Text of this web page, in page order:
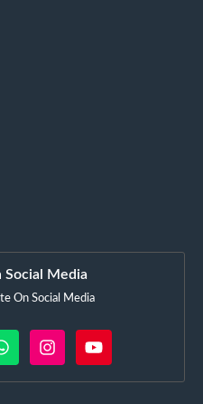
Social Media
On Social Media